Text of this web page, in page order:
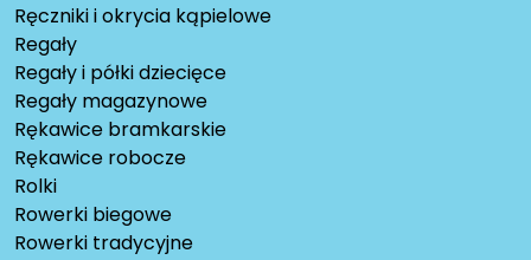
Ręczniki i okrycia kąpielowe
Regały
Regały i półki dziecięce
Regały magazynowe
Rękawice bramkarskie
Rękawice robocze
Rolki
Rowerki biegowe
Rowerki tradycyjne